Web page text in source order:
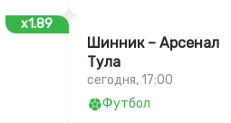
x1.89
Шинник – Арсенал
Тула
сегодня, 17:00
Футбол